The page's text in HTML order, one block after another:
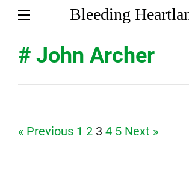
Bleeding
# John Archer
« Previous Page
1 Page
2 Page
3 Page
4 Page
5 Next »